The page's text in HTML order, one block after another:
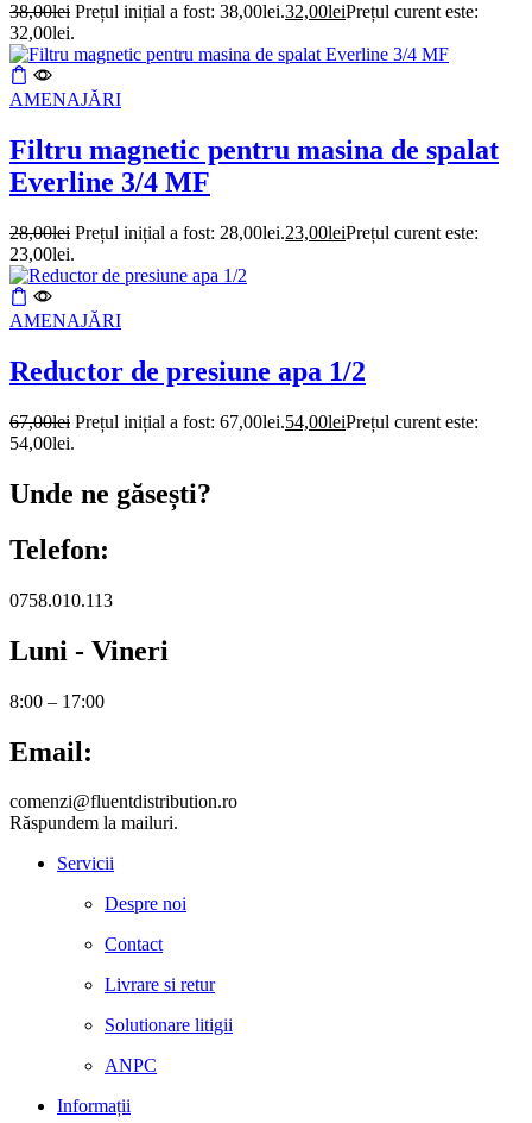
38,00lei Prețul inițial a fost: 38,00lei.32,00leiPrețul curent este:
32,00lei.
AMENAJĂRI
Filtru magnetic pentru masina de spalat
Everline 3/4 MF
28,00lei Prețul inițial a fost: 28,00lei.23,00leiPrețul curent este:
23,00lei.
AMENAJĂRI
Reductor de presiune apa 1/2
67,00lei Prețul inițial a fost: 67,00lei.54,00leiPrețul curent este:
54,00lei.
Unde ne găsești?
Telefon:
0758.010.113
Luni - Vineri
8:00 – 17:00
Email:
comenzi@fluentdistribution.ro
Răspundem la mailuri.
Servicii
Despre noi
Contact
Livrare si retur
Solutionare litigii
ANPC
Informații